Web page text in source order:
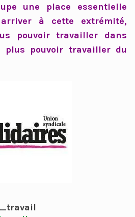
une place essentielle
à cette extrémité,
pouvoir travailler dans
plus pouvoir travailler du